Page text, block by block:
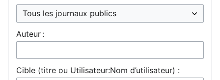
Auteur :
Cible (titre ou Utilisateur:Nom d’utilisateur) :